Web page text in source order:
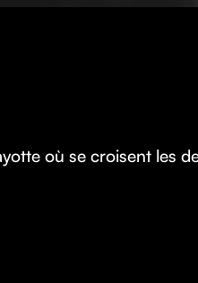
où se croisent les